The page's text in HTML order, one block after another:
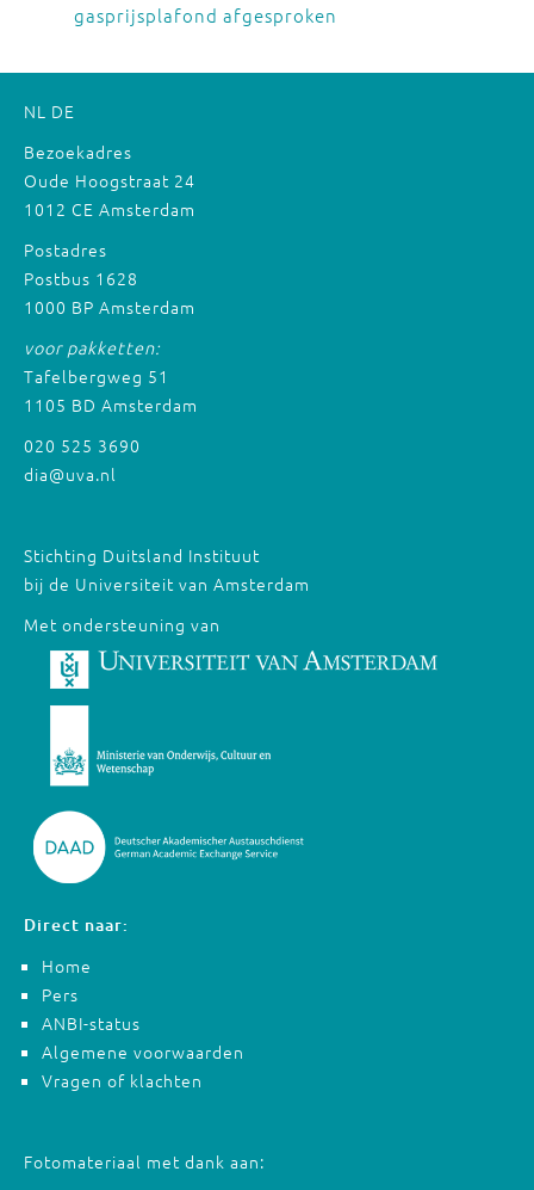
gasprijsplafond afgesproken
NL DE
Bezoekadres
Oude Hoogstraat 24
1012 CE Amsterdam
Postadres
Postbus 1628
1000 BP Amsterdam
voor pakketten:
Tafelbergweg 51
1105 BD Amsterdam
020 525 3690
dia@uva.nl
Stichting Duitsland Instituut
bij de Universiteit van Amsterdam
Met ondersteuning van
Direct naar:
Home
Pers
ANBI-status
Algemene voorwaarden
Vragen of klachten
Fotomateriaal met dank aan: